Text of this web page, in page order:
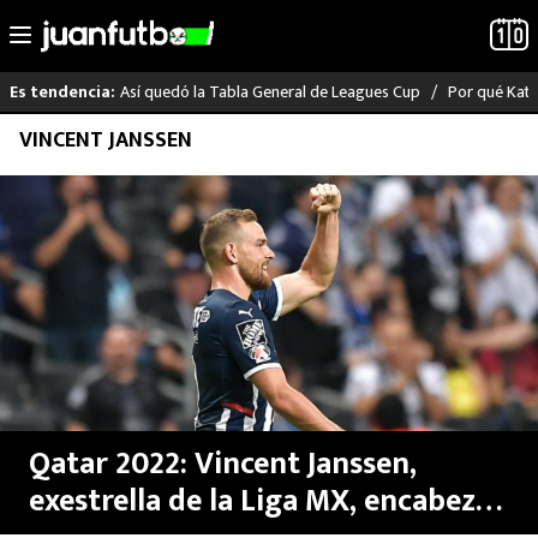
Saltar
contenido
Es tendencia: Así quedó la Tabla General de Leagues Cup Por qué
LO ÚLTIMO
LIGA MX
RAYADOS
PUMAS
ATLANTE
SELECCIÓN MEXICANA
FUTBOL INTERNACIONAL
VINCENT JANSSEN
Qatar 2022: Vincent Janssen,
exestrella de la Liga MX, encabeza